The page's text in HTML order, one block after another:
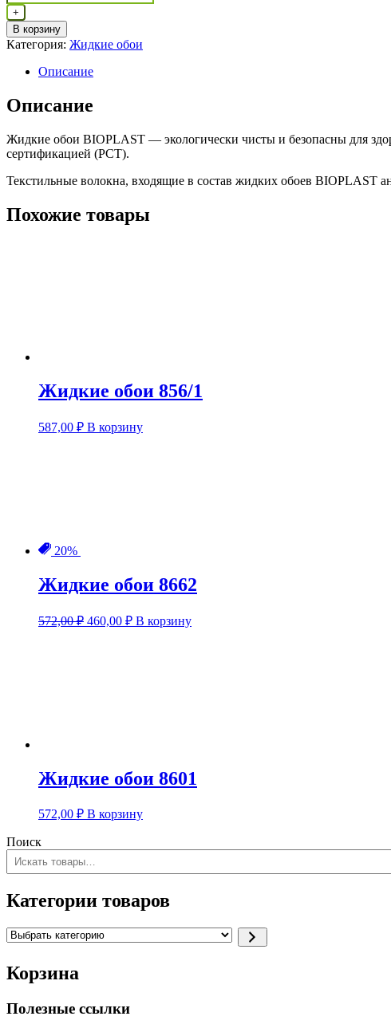
Жидкие
обои
8571
+
В корзину
Категория: Жидкие обои
Описание
Описание
Жидкие обои BIOPLAST — экологически чисты и безопасны для
сертификацией (РСТ).
Текстильные волокна, входящие в состав жидких обоев BIOPLAST
Похожие товары
Жидкие обои 856/1
587,00 ₽ В корзину
20%
Жидкие обои 8662
572,00₽ Первоначальная
460,00 ₽Текущая
цена:
В корзину
Жидкие обои 8601
572,00 ₽ В корзину
Поиск
Категории товаров
Выбрать
Корзина
Полезные ссылки